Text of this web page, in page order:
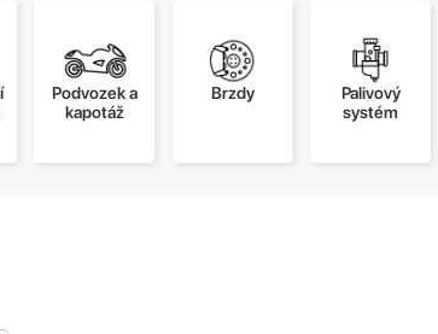
Podvozek a
kapotáž
Brzdy
Palivový
systém